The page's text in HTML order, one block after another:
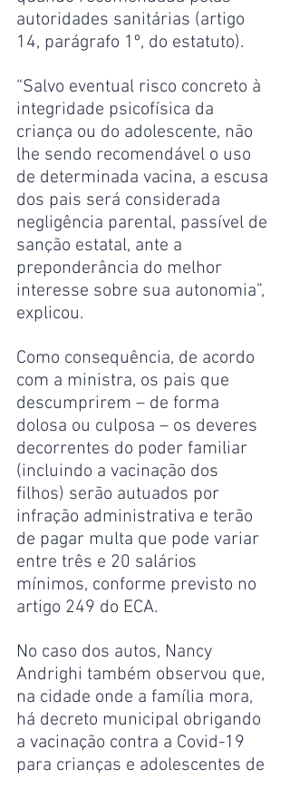
autoridades sanitárias (artigo
14, parágrafo 1º, do estatuto).
“Salvo eventual risco concreto à
integridade psicofísica da
criança ou do adolescente, não
lhe sendo recomendável o uso
de determinada vacina, a escusa
dos pais será considerada
negligência parental, passível de
sanção estatal, ante a
preponderância do melhor
interesse sobre sua autonomia”,
explicou.
Como consequência, de acordo
com a ministra, os pais que
descumprirem – de forma
dolosa ou culposa – os deveres
decorrentes do poder familiar
(incluindo a vacinação dos
filhos) serão autuados por
infração administrativa e terão
de pagar multa que pode variar
entre três e 20 salários
mínimos, conforme previsto no
artigo 249 do ECA.
No caso dos autos, Nancy
Andrighi também observou que,
na cidade onde a família mora,
há decreto municipal obrigando
a vacinação contra a Covid-19
para crianças e adolescentes de